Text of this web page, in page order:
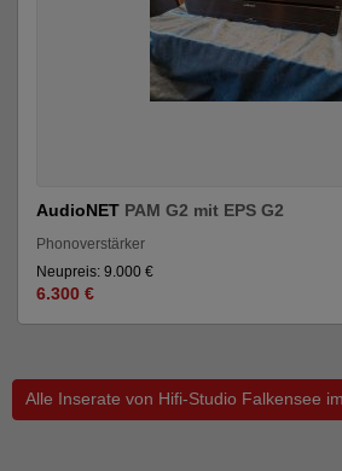
AudioNET PAM G2 mit EPS G2
Phonoverstärker
Neupreis: 9.000 €
6.300 €
Alle Inserate von Hifi-Studio Falkensee